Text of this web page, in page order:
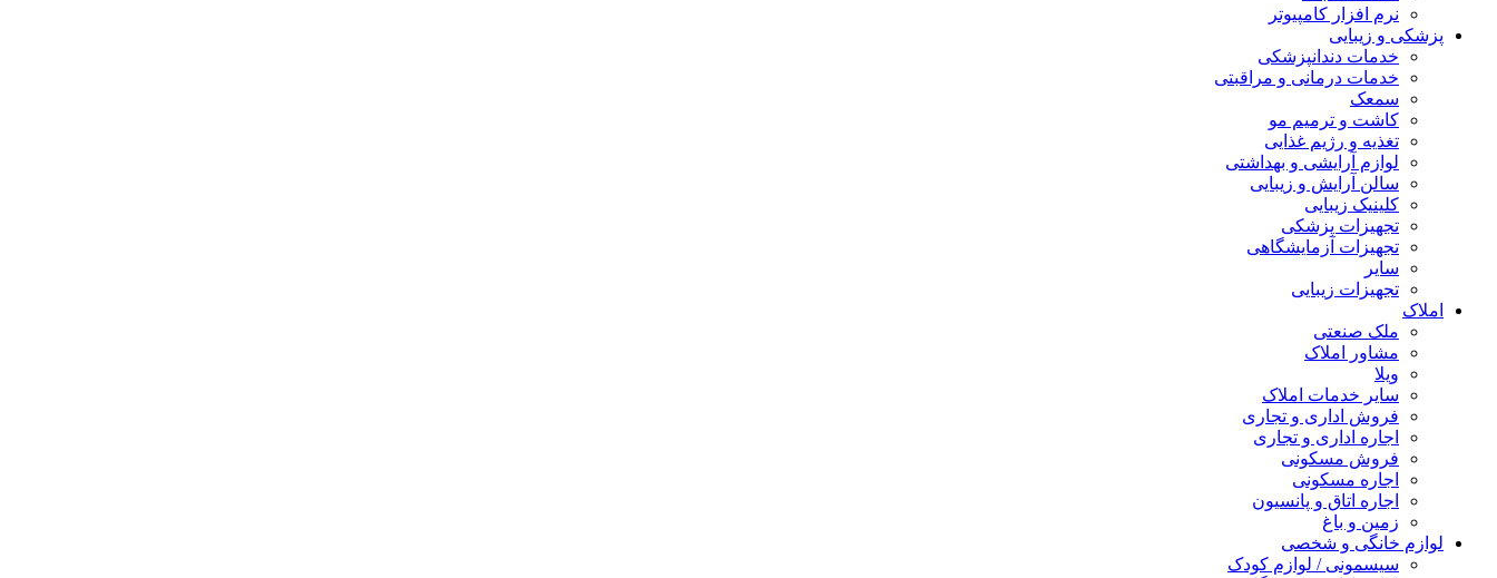
نرم افزار کامپیوتر
پزشکی و زیبایی
خدمات دندانپزشکی
خدمات درمانی و مراقبتی
سمعک
کاشت و ترمیم مو
تغذیه و رژیم غذایی
لوازم آرایشی و بهداشتی
سالن آرایش و زیبایی
کلینیک زیبایی
تجهیزات پزشکی
تجهیزات آزمایشگاهی
سایر
تجهیزات زیبایی
املاک
ملک صنعتی
مشاور املاک
ویلا
سایر خدمات املاک
فروش اداری و تجاری
اجاره اداری و تجاری
فروش مسکونی
اجاره مسکونی
اجاره اتاق و پانسیون
زمین و باغ
لوازم خانگی و شخصی
سیسمونی / لوازم کودک